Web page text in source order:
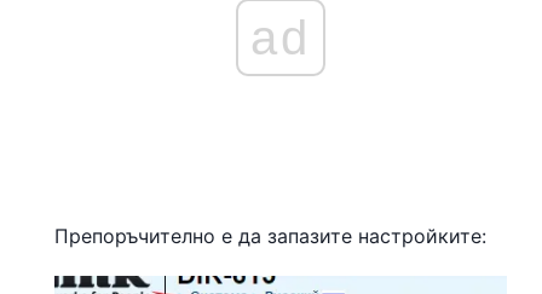
ad
Препоръчително е да запазите настройките: